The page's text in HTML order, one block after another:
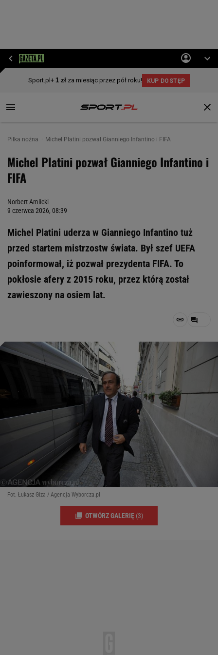
Piłka nożna Michel Platini pozwał Gianniego Infantino i FIFA
Michel Platini pozwał Gianniego Infantino i
FIFA
Norbert Amlicki
9 czerwca 2026, 08:39
Michel Platini uderza w Gianniego Infantino tuż
przed startem mistrzostw świata. Był szef UEFA
poinformował, iż pozwał prezydenta FIFA. To
pokłosie afery z 2015 roku, przez którą został
zawieszony na osiem lat.
Fot. Łukasz Giza / Agencja Wyborcza.pl
OTWÓRZ GALERIĘ (3)